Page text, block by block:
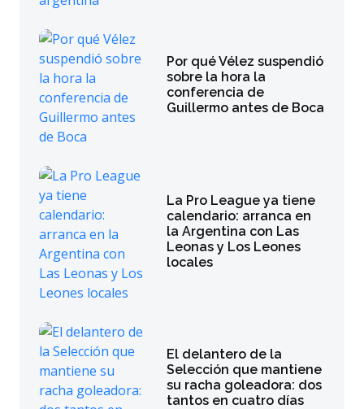
Por qué Vélez suspendió
sobre la hora la
conferencia de
Guillermo antes de Boca
La Pro League ya tiene
calendario: arranca en
la Argentina con Las
Leonas y Los Leones
locales
El delantero de la
Selección que mantiene
su racha goleadora: dos
tantos en cuatro días